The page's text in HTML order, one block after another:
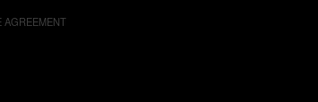
AGREEMENT